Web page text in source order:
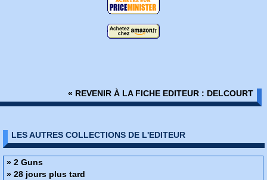
« REVENIR À LA FICHE EDITEUR : DELCOURT
LES AUTRES COLLECTIONS DE L'EDITEUR
» 2 Guns
» 28 jours plus tard